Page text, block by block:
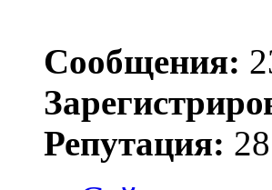
Сообщения:
Репутация: 28